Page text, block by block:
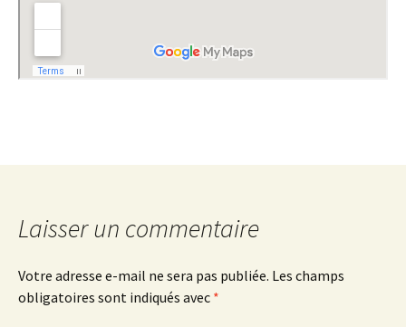
Laisser un commentaire
Votre adresse e-mail ne sera pas publiée. Les champs
obligatoires sont indiqués avec *